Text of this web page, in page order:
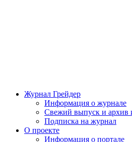
Журнал Грейдер
Информация о журнале
Свежий выпуск и архив
Подписка на журнал
О проекте
Информация о портале